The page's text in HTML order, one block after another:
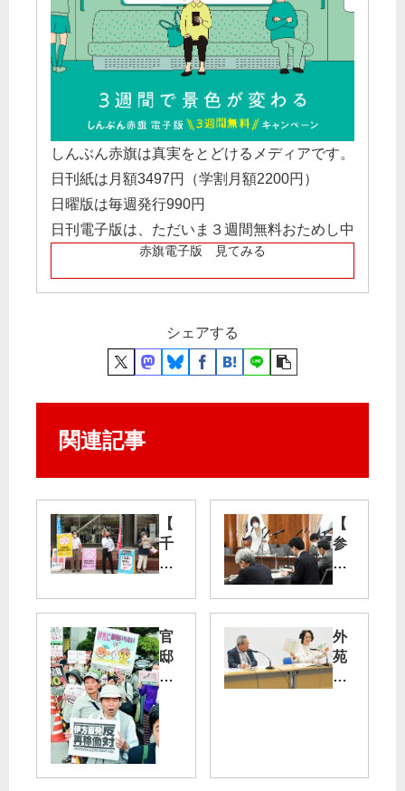
しんぶん赤旗は真実をとどけるメディアです。
日刊紙は月額3497円（学割月額2200円）
日曜版は毎週発行990円
日刊電子版は、ただいま３週間無料おためし中
赤旗電子版 見てみる
シェアする
関連記事
【
千
代
地
】
昼
休
し
【
参
院
内
閣
】
田
村
“国
官
邸
前
０
外
苑
再
業